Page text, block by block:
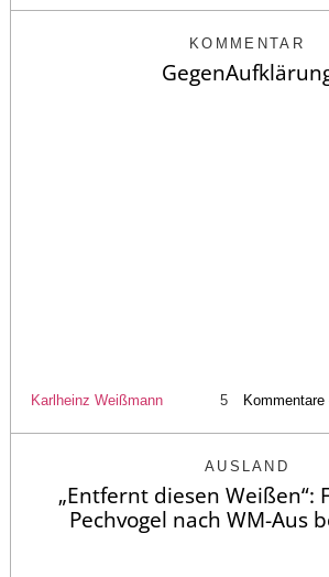
KOMMENTAR
Karlheinz Weißmann 5
AUSLAND
„Entfernt diesen Weißen“:
Pechvogel nach WM-Aus